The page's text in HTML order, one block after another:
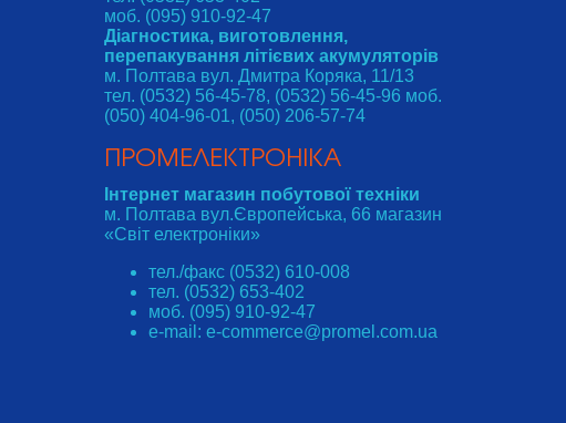
моб. (095) 910-92-47
Діагностика, виготовлення,
перепакування літієвих акумуляторів
м. Полтава вул. Дмитра Коряка, 11/13
тел. (0532) 56-45-78, (0532) 56-45-96 моб.
(050) 404-96-01, (050) 206-57-74
ПРОМЕЛЕКТРОНІКА
Інтернет магазин побутової техніки
м. Полтава вул.Європейська, 66 магазин
«Світ електроніки»
тел./факс (0532) 610-008
тел. (0532) 653-402
моб. (095) 910-92-47
e-mail: e-commerce@promel.com.ua